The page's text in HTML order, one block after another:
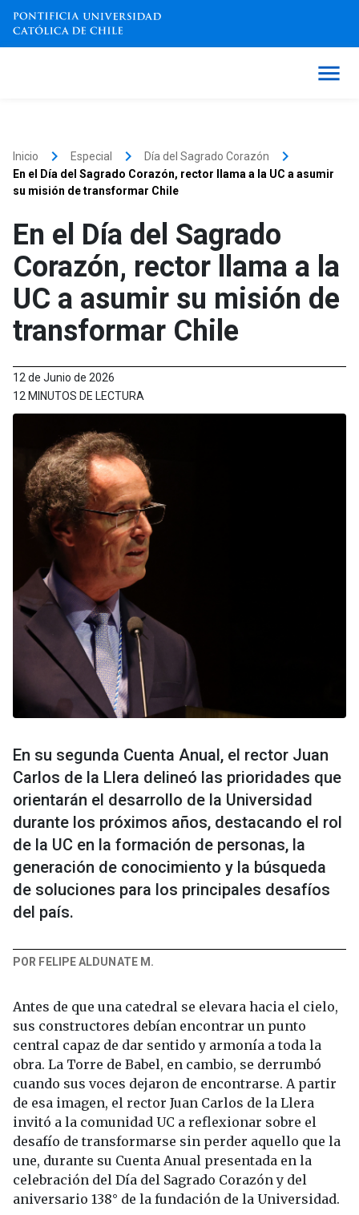
Inicio keyboard_arrow_right Especial keyboard_arrow_right Día del Sagrado Corazón keyboard_arrow_right
En el Día del Sagrado Corazón, rector llama a la UC a asumir
su misión de transformar Chile
En el Día del Sagrado
Corazón, rector llama a la
UC a asumir su misión de
transformar Chile
12 de Junio de 2026
12 MINUTOS DE LECTURA
En su segunda Cuenta Anual, el rector Juan
Carlos de la Llera delineó las prioridades que
orientarán el desarrollo de la Universidad
durante los próximos años, destacando el rol
de la UC en la formación de personas, la
generación de conocimiento y la búsqueda
de soluciones para los principales desafíos
del país.
POR FELIPE ALDUNATE M.
Antes de que una catedral se elevara hacia el cielo,
sus constructores debían encontrar un punto
central capaz de dar sentido y armonía a toda la
obra. La Torre de Babel, en cambio, se derrumbó
cuando sus voces dejaron de encontrarse. A partir
de esa imagen, el rector Juan Carlos de la Llera
invitó a la comunidad UC a reflexionar sobre el
desafío de transformarse sin perder aquello que la
une, durante su Cuenta Anual presentada en la
celebración del Día del Sagrado Corazón y del
aniversario 138° de la fundación de la Universidad.